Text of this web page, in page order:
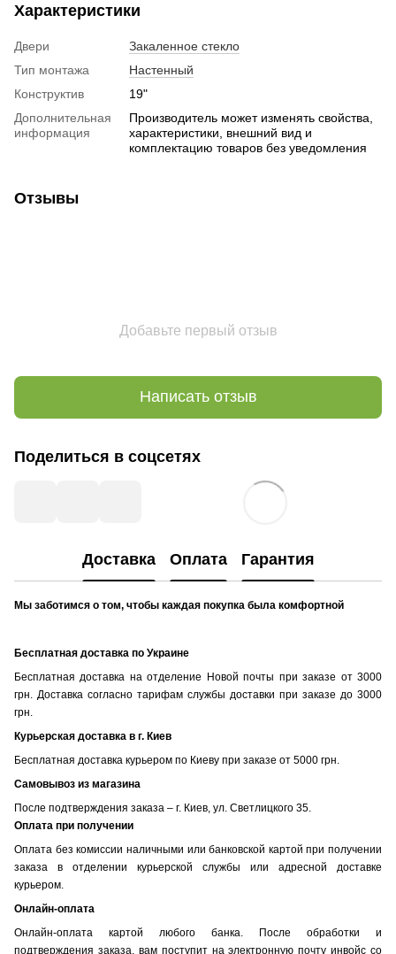
Характеристики
Двери
Закаленное стекло
Тип монтажа
Настенный
Конструктив
19"
Дополнительная
информация
Производитель может изменять свойства,
характеристики, внешний вид и
комплектацию товаров без уведомления
Отзывы
Добавьте первый отзыв
Написать отзыв
Поделиться в соцсетях
Доставка Оплата Гарантия
Мы заботимся о том, чтобы каждая покупка была комфортной
Бесплатная доставка по Украине
Бесплатная доставка на отделение Новой почты при заказе от 3000
грн. Доставка согласно тарифам службы доставки при заказе до 3000
грн.
Курьерская доставка в г. Киев
Бесплатная доставка курьером по Киеву при заказе от 5000 грн.
Самовывоз из магазина
После подтверждения заказа – г. Киев, ул. Светлицкого 35.
Оплата при получении
Оплата без комиссии наличными или банковской картой при получении
заказа в отделении курьерской службы или адресной доставке
курьером.
Онлайн-оплата
Онлайн-оплата картой любого банка. После обработки и
подтверждения заказа, вам поступит на электронную почту инвойс со